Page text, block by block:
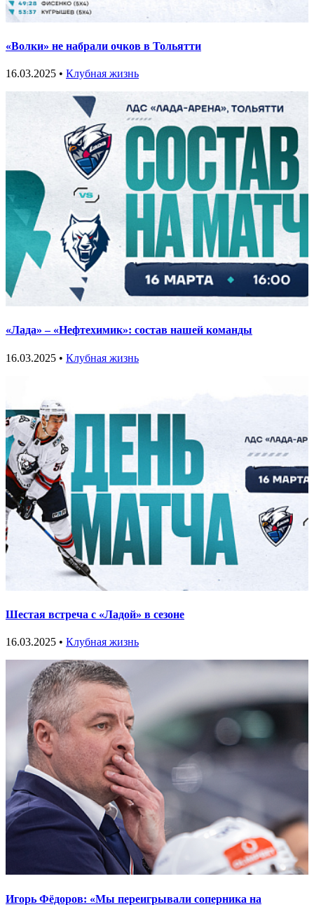
«Волки» не набрали очков в Тольятти
16.03.2025 • Клубная жизнь
«Лада» – «Нефтехимик»: состав нашей команды
16.03.2025 • Клубная жизнь
Шестая встреча с «Ладой» в сезоне
16.03.2025 • Клубная жизнь
Игорь Фёдоров: «Мы переигрывали соперника на